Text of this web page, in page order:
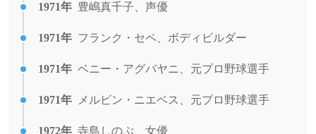
1971年 豊嶋真千子、声優
1971年 フランク・セペ、ボディビルダー
1971年 ベニー・アグバヤニ、元プロ野球選手
1971年 メルビン・ニエベス、元プロ野球選手
1972年 寺島しのぶ、女優